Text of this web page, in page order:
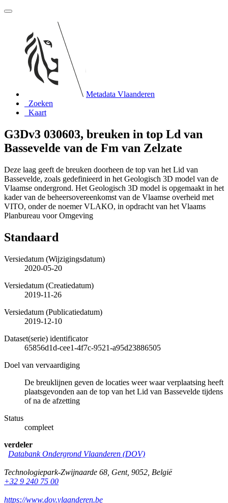
Metadata Vlaanderen
Zoeken
Kaart
G3Dv3 030603, breuken in top Ld van
Bassevelde van de Fm van Zelzate
Deze laag geeft de breuken doorheen de top van het Lid van
Bassevelde, zoals gedefinieerd in het Geologisch 3D model van de
Vlaamse ondergrond. Het Geologisch 3D model is opgemaakt in het
kader van de beheersovereenkomst van de Vlaamse overheid met
VITO, onder de noemer VLAKO, in opdracht van het Vlaams
Planbureau voor Omgeving
Standaard
Versiedatum (Wijzigingsdatum)
2020-05-20
Versiedatum (Creatiedatum)
2019-11-26
Versiedatum (Publicatiedatum)
2019-12-10
Dataset(serie) identificator
65856d1d-cee1-4f7c-9521-a95d23886505
Doel van vervaardiging
De breuklijnen geven de locaties weer waar verplaatsing heeft
plaatsgevonden aan de top van het Lid van Bassevelde tijdens
of na de afzetting
Status
compleet
verdeler
Databank Ondergrond Vlaanderen (DOV)
Technologiepark-Zwijnaarde 68 Gent, 9052 België
+32 9 240 75 00
https://www.dov.vlaanderen.be